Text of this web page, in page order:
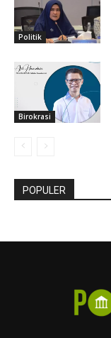
Politik
Birokrasi
POPULER